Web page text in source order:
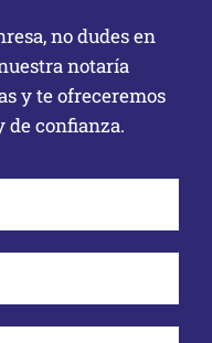
no dudes en
notaría
y te ofreceremos
de confianza.